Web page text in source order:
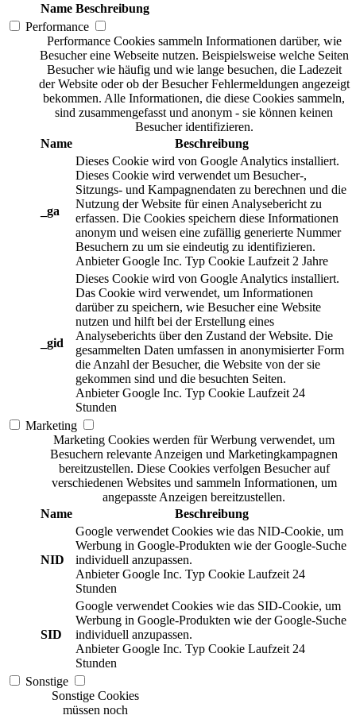
Name Beschreibung
Performance
Performance Cookies sammeln Informationen darüber, wie
Besucher eine Webseite nutzen. Beispielsweise welche Seiten
Besucher wie häufig und wie lange besuchen, die Ladezeit
der Website oder ob der Besucher Fehlermeldungen angezeigt
bekommen. Alle Informationen, die diese Cookies sammeln,
sind zusammengefasst und anonym - sie können keinen
Besucher identifizieren.
Name
Beschreibung
_ga
Dieses Cookie wird von Google Analytics installiert.
Dieses Cookie wird verwendet um Besucher-,
Sitzungs- und Kampagnendaten zu berechnen und die
Nutzung der Website für einen Analysebericht zu
erfassen. Die Cookies speichern diese Informationen
anonym und weisen eine zufällig generierte Nummer
Besuchern zu um sie eindeutig zu identifizieren.
Anbieter Google Inc. Typ Cookie Laufzeit 2 Jahre
_gid
Dieses Cookie wird von Google Analytics installiert.
Das Cookie wird verwendet, um Informationen
darüber zu speichern, wie Besucher eine Website
nutzen und hilft bei der Erstellung eines
Analyseberichts über den Zustand der Website. Die
gesammelten Daten umfassen in anonymisierter Form
die Anzahl der Besucher, die Website von der sie
gekommen sind und die besuchten Seiten.
Anbieter Google Inc. Typ Cookie Laufzeit 24
Stunden
Marketing
Marketing Cookies werden für Werbung verwendet, um
Besuchern relevante Anzeigen und Marketingkampagnen
bereitzustellen. Diese Cookies verfolgen Besucher auf
verschiedenen Websites und sammeln Informationen, um
angepasste Anzeigen bereitzustellen.
Name
Beschreibung
NID
Google verwendet Cookies wie das NID-Cookie, um
Werbung in Google-Produkten wie der Google-Suche
individuell anzupassen.
Anbieter Google Inc. Typ Cookie Laufzeit 24
Stunden
SID
Google verwendet Cookies wie das SID-Cookie, um
Werbung in Google-Produkten wie der Google-Suche
individuell anzupassen.
Anbieter Google Inc. Typ Cookie Laufzeit 24
Stunden
Sonstige
Sonstige Cookies
müssen noch